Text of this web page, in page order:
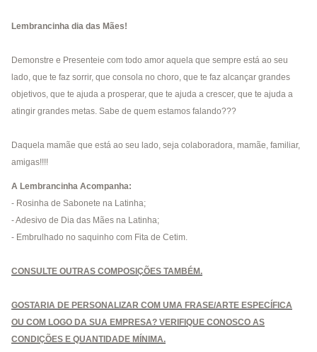
Lembrancinha dia das Mães!
Demonstre e Presenteie com todo amor aquela que sempre está ao seu
lado, que te faz sorrir, que consola no choro, que te faz alcançar grandes
objetivos, que te ajuda a prosperar, que te ajuda a crescer, que te ajuda a
atingir grandes metas. Sabe de quem estamos falando???
Daquela mamãe que está ao seu lado, seja colaboradora, mamãe, familiar,
amigas!!!!
A Lembrancinha Acompanha:
- Rosinha de Sabonete na Latinha;
- Adesivo de Dia das Mães na Latinha;
- Embrulhado no saquinho com Fita de Cetim.
CONSULTE OUTRAS COMPOSIÇÕES TAMBÉM.
GOSTARIA DE PERSONALIZAR COM UMA FRASE/ARTE ESPECÍFICA
OU COM LOGO DA SUA EMPRESA? VERIFIQUE CONOSCO AS
CONDIÇÕES E QUANTIDADE MÍNIMA.